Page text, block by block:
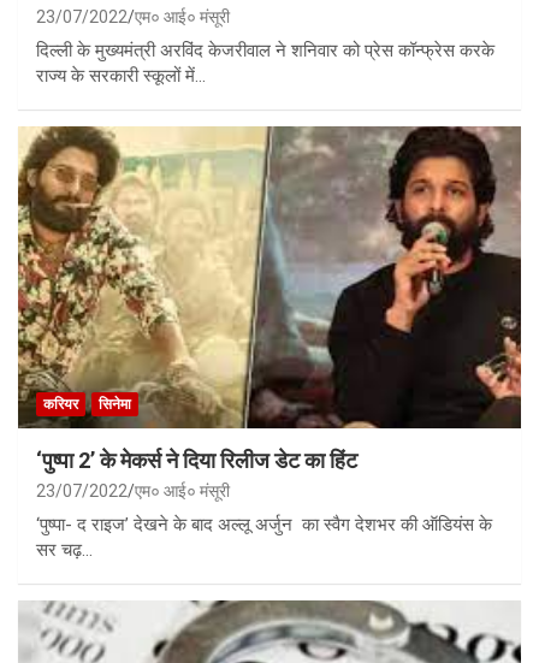
23/07/2022 एम० आई० मंसूरी
दिल्ली के मुख्यमंत्री अरविंद केजरीवाल ने शनिवार को प्रेस कॉन्फ्रेस करके
राज्य के सरकारी स्कूलों में…
करियर सिनेमा
‘पुष्पा 2’ के मेकर्स ने दिया रिलीज डेट का हिंट
23/07/2022 एम० आई० मंसूरी
‘पुष्पा- द राइज’ देखने के बाद अल्लू अर्जुन का स्वैग देशभर की ऑडियंस के
सर चढ़…